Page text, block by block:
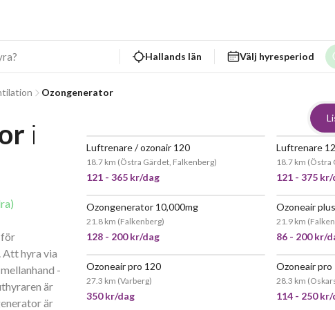
Hallands län Välj hyresperiod
Ozongenerator
i
för
hyra via
-
är
är
JÄTTEPOPULÄR
Luftrenare / ozonair 120
18.7 km (Östra Gärdet, Falkenberg)
121 - 365 kr/dag
Luftrenare
18.7 km (Östra
121 - 375 kr/
JÄTTEPOPULÄR
Ozongenerator 10,000mg
21.8 km (Falkenberg)
128 - 200 kr/dag
Ozoneair plus
21.9 km (
86 - 200 kr/
Ozoneair pro 120
27.3 km (Varberg)
350 kr/dag
Ozoneair pro
28.3 km (
114 - 250 kr/